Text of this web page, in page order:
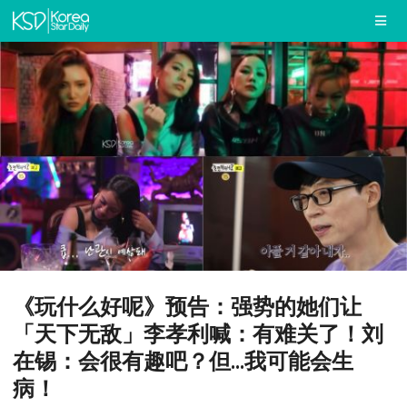
《玩什么好呢》预告：强势的她们让
「天下无敌」李孝利喊：有难关了！刘
在锡：会很有趣吧？但...我可能会生
病！